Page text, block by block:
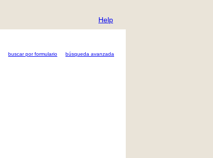
Help
buscar por formulario búsqueda avanzada